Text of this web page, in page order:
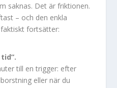
saknas. Det är friktionen.
– och den enkla
fortsätter:
till en trigger: efter
eller när du